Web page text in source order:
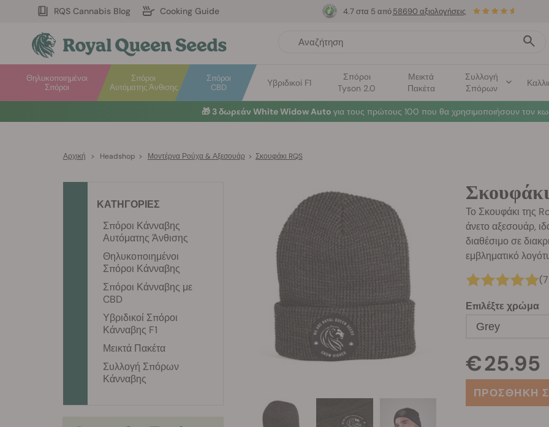
RQS Cannabis Blog Cooking Guide
Σπόροι
Αυτόματης Άνθισης
Θηλυκοποιημένοι
Σπόροι
Σπόροι
CBD
Υβριδικοί F1
Σπόροι
Tyson 2.0
Μεικτά
Πακέτα
Συλλογή
Σπόρων
4.7 στα 5 από 58690 αξιολογήσεις
🎁 3 δωρεάν White Widow Auto για τους πρώτους 100 που θα χρησιμοποιήσουν τον
Αρχική > Headshop > Μοντέρνα Ρούχα & Αξεσουάρ > Σκουφάκι RQS
Σκουφάκι
Το Σκουφάκι της
άνετο αξεσουάρ,
διαθέσιμο σε
εμβληματικό
Επιλέξτε χρώμα
Grey
€ 25.95
ΠΡΟΣΘΗΚΗ
ΚΑΤΗΓΟΡΙΕΣ
Σπόροι Κάνναβης
Αυτόματης Άνθισης
Θηλυκοποιημένοι
Σπόροι Κάνναβης
Σπόροι Κάνναβης με
CBD
Υβριδικοί Σπόροι
Κάνναβης F1
Μεικτά Πακέτα
Συλλογή Σπόρων
Κάνναβης